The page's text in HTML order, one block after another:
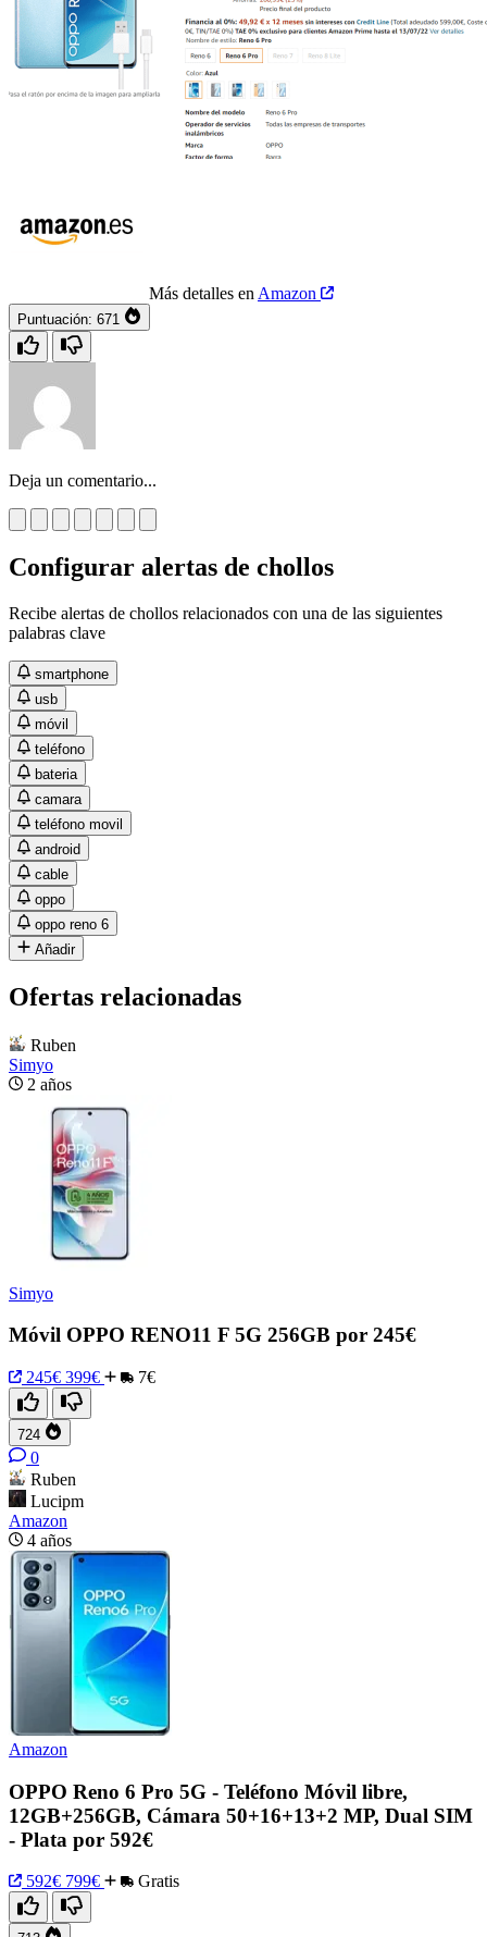
Más detalles en Amazon
Puntuación: 671
Deja un comentario...
Configurar alertas de chollos
Recibe alertas de chollos relacionados con una de las siguientes
palabras clave
smartphone
usb
móvil
teléfono
bateria
camara
teléfono movil
android
cable
oppo
oppo reno 6
Añadir
Ofertas relacionadas
Ruben
Simyo
2 años
Simyo
Móvil OPPO RENO11 F 5G 256GB por 245€
245€ 399€ 7€
724
0
Ruben
Lucipm
Amazon
4 años
Amazon
OPPO Reno 6 Pro 5G - Teléfono Móvil libre,
12GB+256GB, Cámara 50+16+13+2 MP, Dual SIM
- Plata por 592€
592€ 799€ Gratis